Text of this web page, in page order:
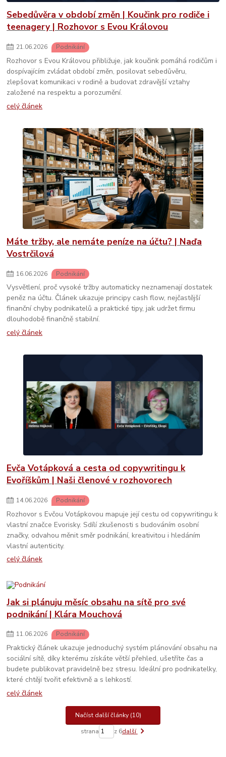
Sebedůvěra v období změn | Koučink pro rodiče i
teenagery | Rozhovor s Evou Královou
21.06.2026 Podnikání
Rozhovor s Evou Královou přibližuje, jak koučink pomáhá rodičům i
dospívajícím zvládat období změn, posilovat sebedůvěru,
zlepšovat komunikaci v rodině a budovat zdravější vztahy
založené na respektu a porozumění.
celý článek
Máte tržby, ale nemáte peníze na účtu? | Naďa
Vostrčilová
16.06.2026 Podnikání
Vysvětlení, proč vysoké tržby automaticky neznamenají dostatek
peněz na účtu. Článek ukazuje principy cash flow, nejčastější
finanční chyby podnikatelů a praktické tipy, jak udržet firmu
dlouhodobě finančně stabilní.
celý článek
Evča Votápková a cesta od copywritingu k
Evoříškům | Naši členové v rozhovorech
14.06.2026 Podnikání
Rozhovor s Evčou Votápkovou mapuje její cestu od copywritingu k
vlastní značce Evorisky. Sdílí zkušenosti s budováním osobní
značky, odvahou měnit směr podnikání, kreativitou i hledáním
vlastní autenticity.
celý článek
Jak si plánuju měsíc obsahu na sítě pro své
podnikání | Klára Mouchová
11.06.2026 Podnikání
Praktický článek ukazuje jednoduchý systém plánování obsahu na
sociální sítě, díky kterému získáte větší přehled, ušetříte čas a
budete publikovat pravidelně bez stresu. Ideální pro podnikatelky,
které chtějí tvořit efektivně a s lehkostí.
celý článek
Načíst další články (10)
strana z 6další